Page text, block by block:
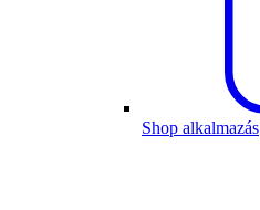
Shop alkalmazás